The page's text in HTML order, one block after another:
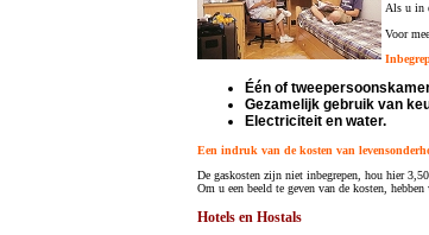
Als u in
Voor
Één of
Gezamelijk gebruik van
Electriciteit en water.
Een indruk van de kosten van
De gaskosten zijn niet inbegrepen, hou hier
Om u een beeld te geven van de kosten,
Hotels en Hostals